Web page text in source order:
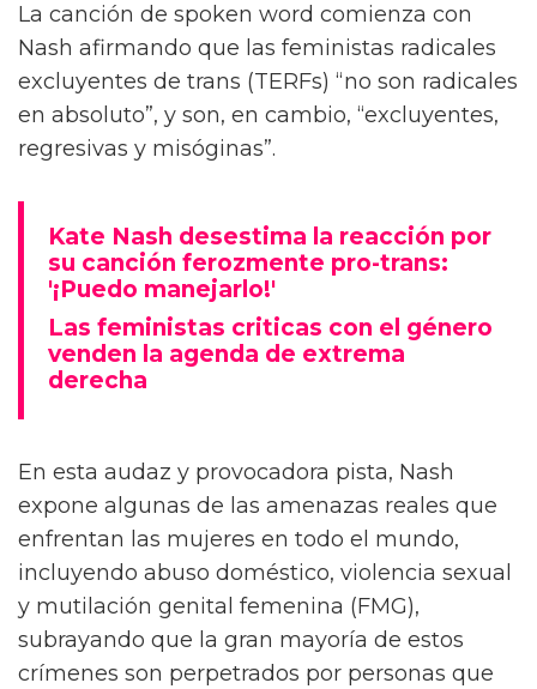
La canción de spoken word comienza con
Nash afirmando que las feministas radicales
excluyentes de trans (TERFs) “no son radicales
en absoluto”, y son, en cambio, “excluyentes,
regresivas y misóginas”.
Kate Nash desestima la reacción por
su canción ferozmente pro-trans:
'¡Puedo manejarlo!'
Las feministas criticas con el género
venden la agenda de extrema
derecha
En esta audaz y provocadora pista, Nash
expone algunas de las amenazas reales que
enfrentan las mujeres en todo el mundo,
incluyendo abuso doméstico, violencia sexual
y mutilación genital femenina (FMG),
subrayando que la gran mayoría de estos
crímenes son perpetrados por personas que